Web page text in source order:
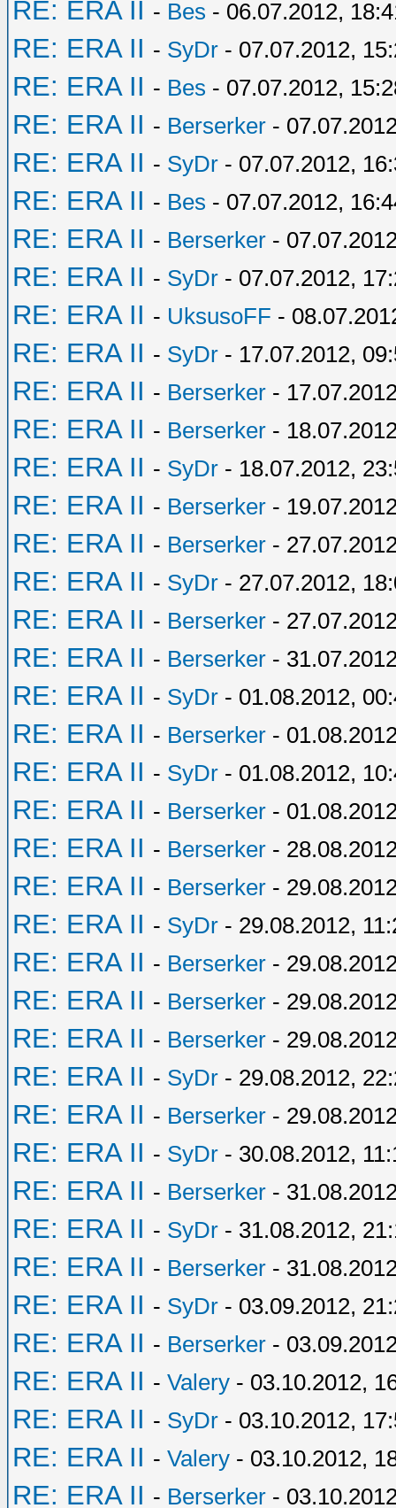
RE: ERA II - Bes - 06.07.2012,
RE: ERA II - SyDr - 07.07.2012,
RE: ERA II - Bes - 07.07.2012,
RE: ERA II - Berserker -
RE: ERA II - SyDr - 07.07.2012,
RE: ERA II - Bes - 07.07.2012,
RE: ERA II - Berserker -
RE: ERA II - SyDr - 07.07.2012,
RE: ERA II - UksusoFF -
RE: ERA II - SyDr - 17.07.2012,
RE: ERA II - Berserker -
RE: ERA II - Berserker -
RE: ERA II - SyDr - 18.07.2012,
RE: ERA II - Berserker -
RE: ERA II - Berserker -
RE: ERA II - SyDr - 27.07.2012,
RE: ERA II - Berserker -
RE: ERA II - Berserker -
RE: ERA II - SyDr - 01.08.2012,
RE: ERA II - Berserker -
RE: ERA II - SyDr - 01.08.2012,
RE: ERA II - Berserker -
RE: ERA II - Berserker -
RE: ERA II - Berserker -
RE: ERA II - SyDr - 29.08.2012,
RE: ERA II - Berserker -
RE: ERA II - Berserker -
RE: ERA II - Berserker -
RE: ERA II - SyDr - 29.08.2012,
RE: ERA II - Berserker -
RE: ERA II - SyDr - 30.08.2012,
RE: ERA II - Berserker -
RE: ERA II - SyDr - 31.08.2012,
RE: ERA II - Berserker -
RE: ERA II - SyDr - 03.09.2012,
RE: ERA II - Berserker -
RE: ERA II - Valery - 03.10.2012,
RE: ERA II - SyDr - 03.10.2012,
RE: ERA II - Valery - 03.10.2012,
RE: ERA II - Berserker -